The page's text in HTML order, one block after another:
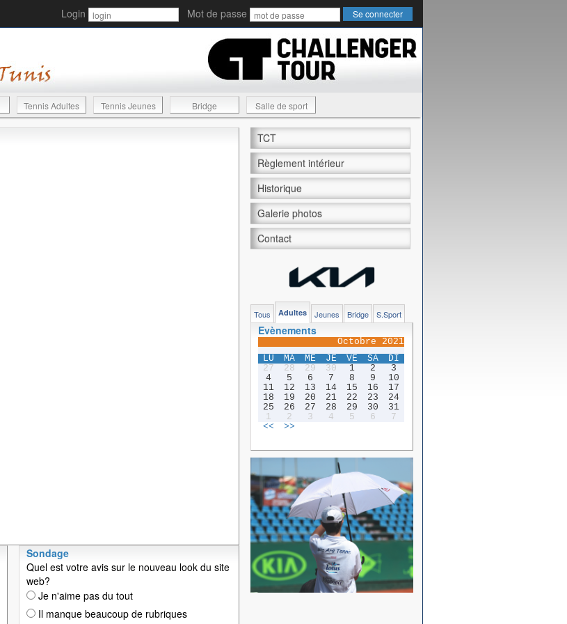
Login Mot de passe
Tennis Adultes Tennis Jeunes Bridge Salle de sport
Sondage
Quel est votre avis sur le nouveau look du site
web?
Je n'aime pas du tout
Il manque beaucoup de rubriques
TCT
Règlement intérieur
Historique
Galerie photos
Contact
Tous Adultes Jeunes Bridge S.Sport
Evènements
Octobre 2021
LU
MA ME JE VE SA
DI
27
28 29 30 1 2
3
4
5 6 7 8 9
10
11
12 13 14 15 16
17
18
19 20 21 22 23
24
25
26 27 28 29 30
31
1
2 3 4 5 6
7
<<
>>